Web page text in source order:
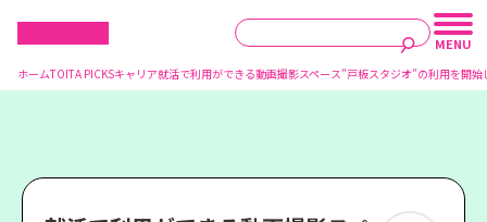
ホームTOITA PICKSキャリア就活で利用ができる動画撮影スペース”戸板スタジオ”の利用を開始